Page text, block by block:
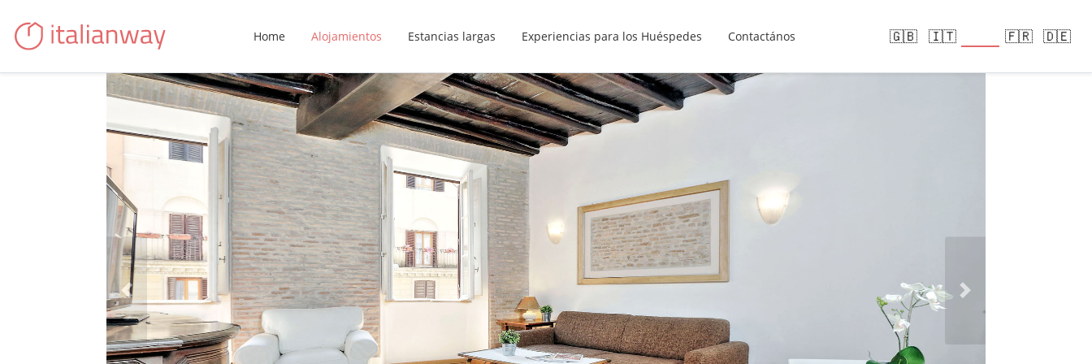
Home Alojamientos Estancias largas Experiencias para los Huéspedes Contactános 🇬🇧 🇮🇹 🇫🇷 🇩🇪